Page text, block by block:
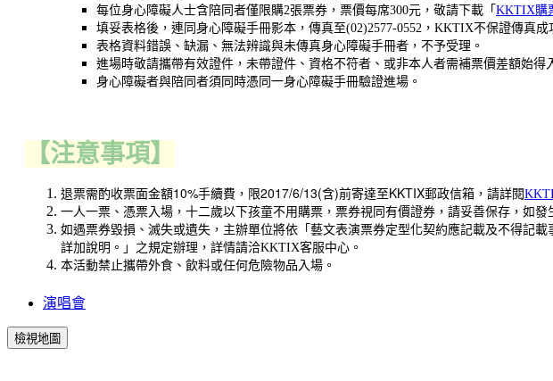
每位身心障礙人士含陪同者僅限購2張票券，票價每席300元，敬請下載「 KKTIX購
填妥表格後，連同身心障礙手冊影本，傳真至(02)2577-0552，KKTIX不保證傳真
表格資料錯誤、缺漏、無法辨識與未傳真身心障礙手冊者，不予受理。
進場時敬請攜帶有效證件，未帶證件、資格不符者、或非本人者需補票價差額始得
身心障礙者與陪同者須同時憑同一身心障礙手冊驗證進場。
【注意事項】
退票需酌收票面金額10%手續費，限2017/6/13(含)前寄達至KKTIX郵政信箱， 請詳閱
一人一票、憑票入場， 十二歲以下孩童不用購票， 票券視同有價證券，請妥善保存，如發
如遇票券毀損、滅失或遺失，主辦單位將依「藝文表演票券定型化契約應記載及不得記
詳加說明。」之規定辦理，詳情請洽KKTIX客服中心。
本活動禁止攜帶外食、飲料或任何危險物品入場。
演唱會
檢視地圖